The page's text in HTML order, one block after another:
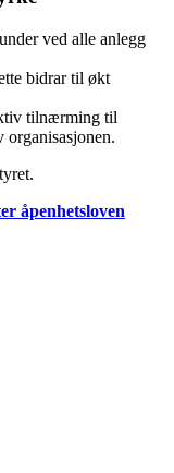
ved alle anlegg
bidrar til økt
tilnærming til
organisasjonen.
åpenhetsloven